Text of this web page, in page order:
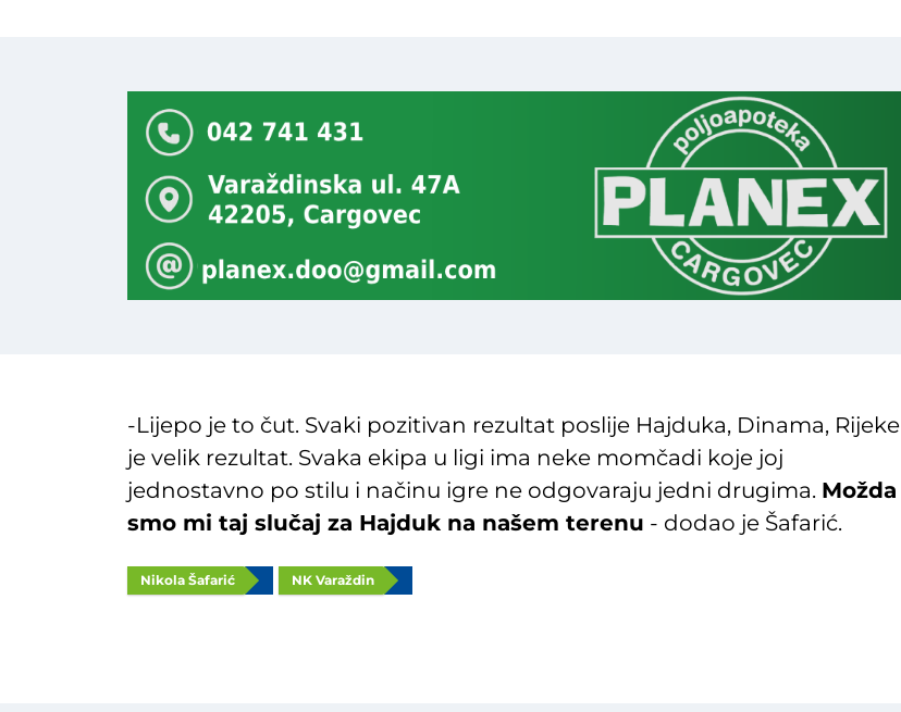
-Lijepo je to čut. Svaki pozitivan rezultat poslije Hajduka, Dinama, Rijeke
je velik rezultat. Svaka ekipa u ligi ima neke momčadi koje joj
jednostavno po stilu i načinu igre ne odgovaraju jedni drugima. Možda
smo mi taj slučaj za Hajduk na našem terenu - dodao je Šafarić.
Nikola Šafarić NK Varaždin